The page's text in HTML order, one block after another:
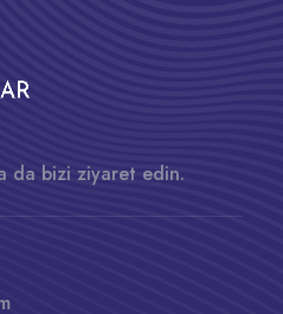
da bizi ziyaret edin.